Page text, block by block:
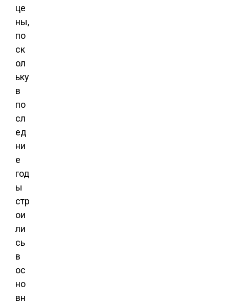
це
ны,
по
ск
ол
ьку
в
по
сл
ед
ни
е
год
ы
стр
ои
ли
сь
в
ос
но
вн